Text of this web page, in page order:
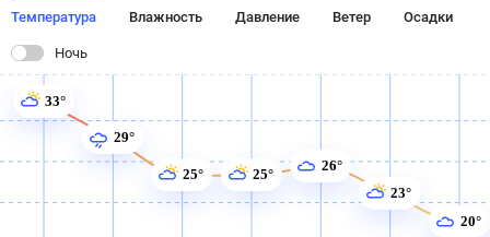
Температура Влажность Давление Ветер Осадки
Ночь
33°
29°
25°
25°
26°
23°
20°